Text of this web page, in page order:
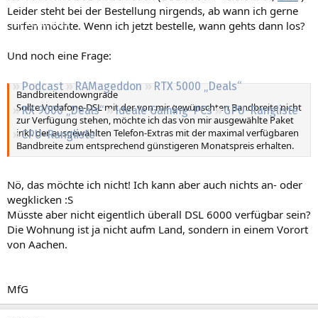
Leserartikel
Podcast RAMageddon
RTX 5000 „Deals“
RX 9000 „Deals“
Ideale Gaming-PCs
GPU-Rangliste
CPU-Rangliste
Leider steht bei der Bestellung nirgends, ab wann ich gerne
surfen möchte. Wenn ich jetzt bestelle, wann gehts dann los?
Und noch eine Frage:
Bandbreitendowngrade
Sollte Vodafone-DSL mit der von mir gewünschten Bandbreite nicht
zur Verfügung stehen, möchte ich das von mir ausgewählte Paket
inkl. der ausgewählten Telefon-Extras mit der maximal verfügbaren
Bandbreite zum entsprechend günstigeren Monatspreis erhalten.
Nö, das möchte ich nicht! Ich kann aber auch nichts an- oder
wegklicken :S
Müsste aber nicht eigentlich überall DSL 6000 verfügbar sein?
Die Wohnung ist ja nicht aufm Land, sondern in einem Vorort
von Aachen.
MfG